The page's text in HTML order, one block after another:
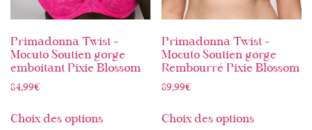
Primadonna Twist –
Mocuto Soutien gorge
emboitant Pixie Blossom
84,99€
Choix des options
Primadonna Twist –
Mocuto Soutien gorge
Rembourré Pixie Blossom
89,99€
Choix des options